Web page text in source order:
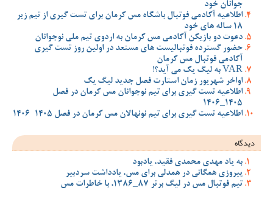
جوانان خود
اطلاعیه آکادمی فوتبال باشگاه مس کرمان برای تست گیری از تیم زیر
18 ساله های خود
دعوت دو بازیکن آکادمی مس کرمان به اردوی تیم ملی نوجوانان
حضور گسترده فوتبالیست های مستعد در اولین روز تست گیری
آکادمی فوتبال مس کرمان
VAR به لیگ یک می آید؟!
اواخر شهریور زمان استارت فصل جدید لیگ یک
اطلاعیه تست گیری برای تیم نوجوانان مس کرمان در فصل
1405_1406
اطلاعیه تست گیری برای تیم نونهالان مس کرمان در فصل 1405-1406
دیدگاه
به یاد مهدی محمدی فقید، یادبود
پیروزی همگانی در همدلی برای مس، یادداشت سردبیر
تیم فوتبال مس در لیگ برتر 87_1386، با خاطرات مس